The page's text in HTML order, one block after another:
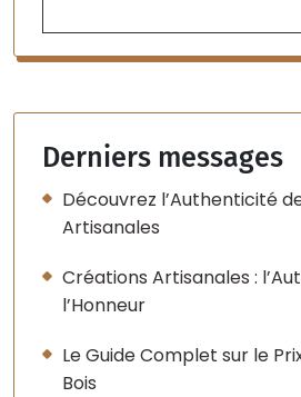
Derniers messages
Découvrez l’Authenticité
Artisanales
Créations Artisanales :
l’Honneur
Le Guide Complet sur le
Bois